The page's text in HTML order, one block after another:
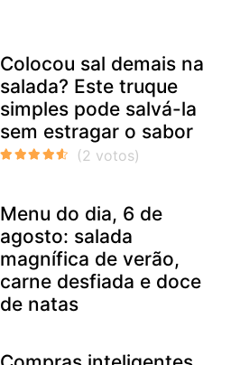
Colocou sal demais na
salada? Este truque
simples pode salvá-la
sem estragar o sabor
Menu do dia, 6 de
agosto: salada
magnífica de verão,
carne desfiada e doce
de natas